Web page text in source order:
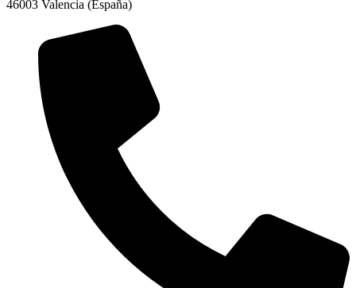
46003 Valencia (España)